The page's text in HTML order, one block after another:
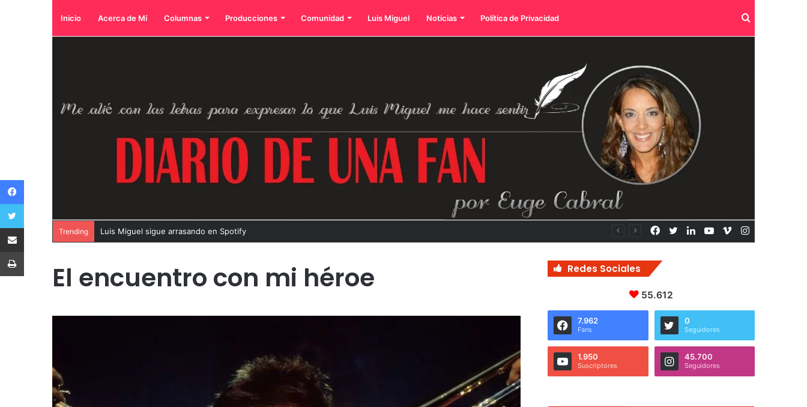
Inicio Acerca de Mí Columnas Producciones Comunidad Luis Miguel Noticias Política de Privacidad Buscar
Trending Luis Miguel sigue arrasando en Spotify Instagram
Vimeo
YouTube
LinkedIn
Twitter
Facebook
El encuentro con mi héroe Redes Sociales
55.612
7.962
Fans
0
Seguidores
1.950
Suscriptores
45.700
Seguidores
Facebook
Twitter
Compartir por correo electrónico